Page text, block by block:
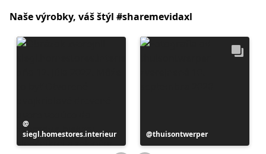
Naše výrobky, váš štýl #sharemevidaxl
zverejnil
siegl.homestores.interieur
Príspevok
zverejnil
thuisontwerper